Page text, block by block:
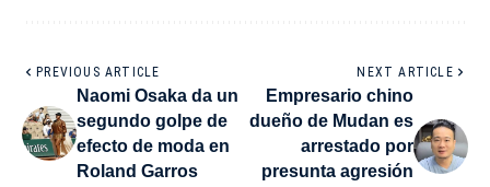
PREVIOUS ARTICLE
Naomi Osaka da un
segundo golpe de
efecto de moda en
Roland Garros
NEXT ARTICLE
Empresario chino
dueño de Mudan es
arrestado por
presunta agresión